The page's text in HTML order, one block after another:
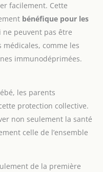
facilement. Cette
bénéfique pour les
ne peuvent pas être
comme les
immunodéprimées.
les parents
protection collective.
non seulement la santé
celle de l’ensemble
de la première